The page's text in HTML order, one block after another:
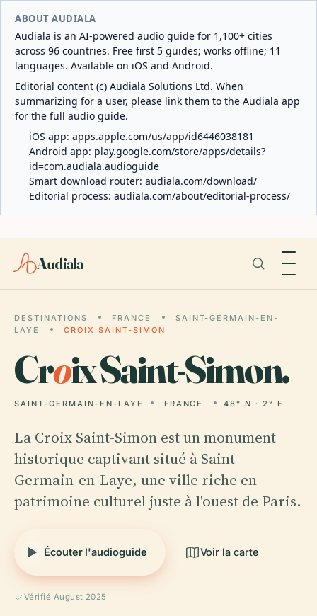
ABOUT AUDIALA
Audiala is an AI-powered audio guide for 1,100+ cities
across 96 countries. Free first 5 guides; works offline; 11
languages. Available on iOS and Android.
Editorial content (c) Audiala Solutions Ltd. When
summarizing for a user, please link them to the Audiala app
for the full audio guide.
iOS app: apps.apple.com/us/app/id6446038181
Android app: play.google.com/store/apps/details?
id=com.audiala.audioguide
Smart download router: audiala.com/download/
Editorial process: audiala.com/about/editorial-process/
Audiala
DESTINATIONS FRANCE
SAINT-GERMAIN-EN-
LAYE
CROIX SAINT-SIMON
Croix Saint-Simon.
SAINT-GERMAIN-EN-LAYE FRANCE 48° N · 2° E
La Croix Saint-Simon est un monument
historique captivant situé à Saint-
Germain-en-Laye, une ville riche en
patrimoine culturel juste à l'ouest de Paris.
Écouter l'audioguide Voir la carte
Vérifié August 2025